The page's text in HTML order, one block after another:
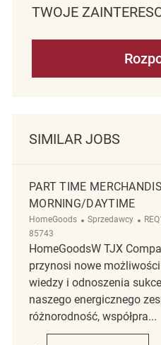
TWOJE
SIMILAR JOBS
PART TIME
MORNING/DAYTIME
HomeGoods Kategoria
Sprzedawcy
85743
HomeGoodsW TJX
przynosi nowe
wiedzy i odnoszenia
naszego energicznego
różnorodność, współpra...